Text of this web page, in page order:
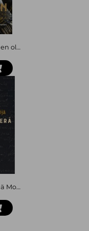
Kai Lehtinen : Mä en ole sellainen poika
Muistiinmerkintöjä Moskovasta